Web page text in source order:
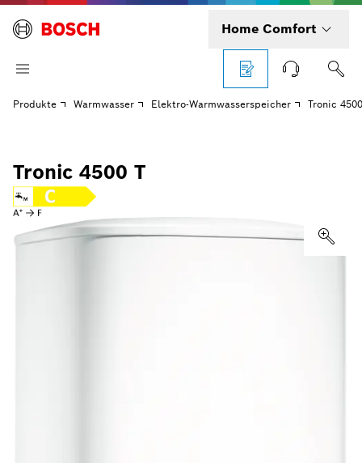
Home Comfort
Produkte Warmwasser Elektro-Warmwasserspeicher Tronic
Tronic 4500 T